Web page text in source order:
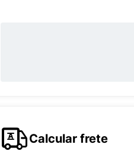
Calcular frete